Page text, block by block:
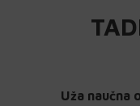
Uža naučna